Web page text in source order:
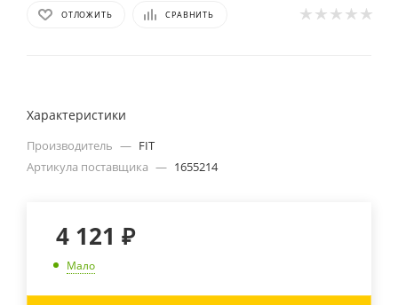
ОТЛОЖИТЬ СРАВНИТЬ
Характеристики
Производитель — FIT
Артикула поставщика — 1655214
4 121 ₽
Мало